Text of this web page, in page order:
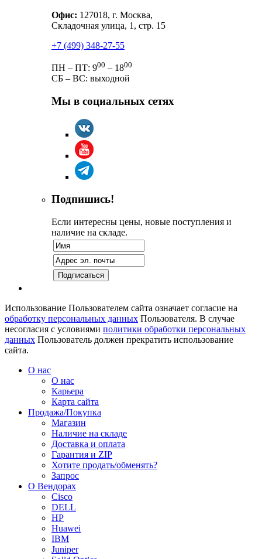
Офис: 127018, г. Москва,
Складочная улица, 1, стр. 15
+7 (499) 348-27-55
ПН – ПТ: 900 – 1800
СБ – ВС: выходной
Мы в социальных сетях
Подпишись!
Если интересны цены, новые поступления и
наличие на складе.
Использование Пользователем сайта означает согласие на
обработку персональных данных Пользователя. В случае
несогласия с условиями политики обработки персональных
данных Пользователь должен прекратить использование
сайта.
О нас
О нас
Карьера
Карта сайта
Продажа/Покупка
Магазин
Наличие на складе
Доставка и оплата
Гарантия и ZIP
Хотите продать/обменять?
Запрос
О Вендорах
Cisco
DELL
HP
Huawei
IBM
Juniper